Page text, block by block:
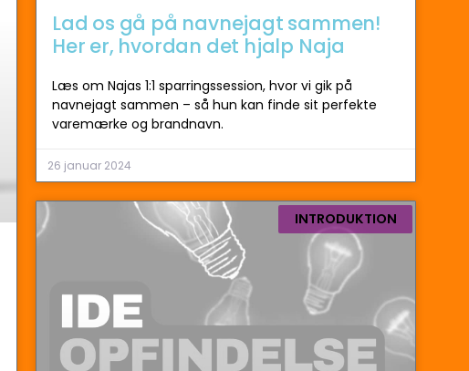
Lad os gå på navnejagt sammen!
Her er, hvordan det hjalp Naja
Læs om Najas 1:1 sparringssession, hvor vi gik på
navnejagt sammen – så hun kan finde sit perfekte
varemærke og brandnavn.
26 januar 2024
INTRODUKTION